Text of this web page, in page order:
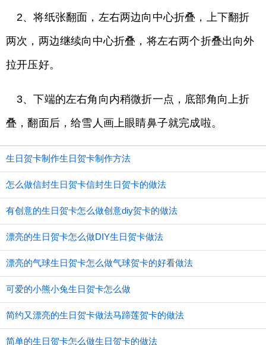
2、将纸张翻面，左右两边向中心折叠，上下翻折
两次，两边继续向中心折叠，将左右两个折叠出向外
拉开压好。
3、下端的左右角向内稍微折一点，底部角向上折
叠，翻面后，给雪人画上眼睛鼻子就完成啦。
生日贺卡制作生日贺卡制作方法
怎么做信封生日贺卡信封生日贺卡的做法
有创意的生日贺卡怎么做创意diy贺卡的做法
漂亮的生日贺卡怎么做DIY生日贺卡做法
漂亮的气球生日贺卡怎么做气球贺卡的好看做法
可爱的小熊小兔生日贺卡怎么做
简约又漂亮的生日贺卡做法马蹄莲贺卡的做法
简单的生日贺卡怎么做生日贺卡的做法